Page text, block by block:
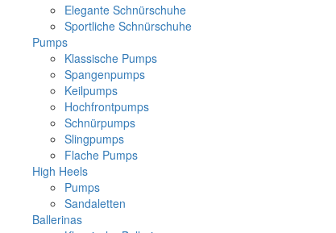
Elegante Schnürschuhe
Sportliche Schnürschuhe
Pumps
Klassische Pumps
Spangenpumps
Keilpumps
Hochfrontpumps
Schnürpumps
Slingpumps
Flache Pumps
High Heels
Pumps
Sandaletten
Ballerinas